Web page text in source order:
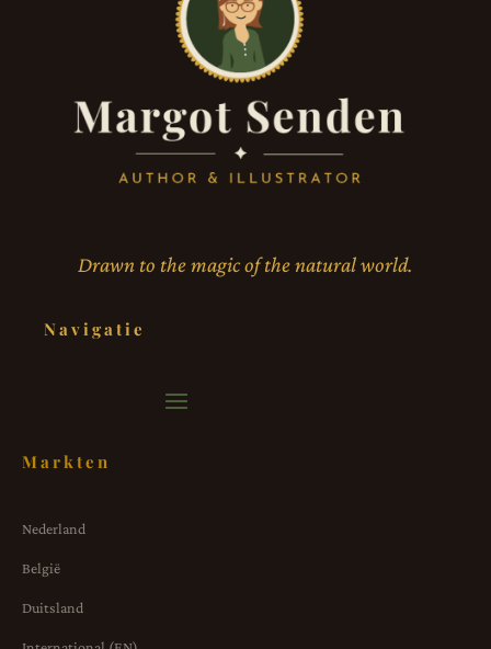
Drawn to the magic of the natural world.
Navigatie
Markten
Nederland
België
Duitsland